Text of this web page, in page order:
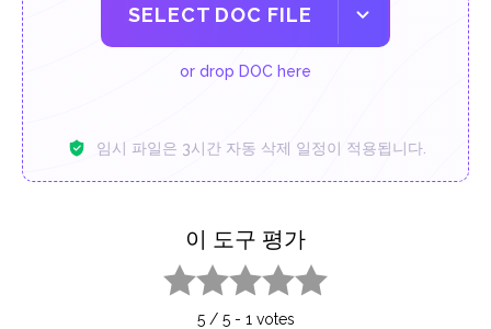
SELECT DOC FILE
or drop DOC here
임시 파일은 3시간 자동 삭제 일정이 적용됩니다.
이 도구 평가
5/ 5- 1 votes